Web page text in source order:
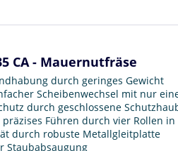
CA - Mauernutfräse
durch geringes Gewicht
Scheibenwechsel mit nur
durch geschlossene
präzises Führen durch vier Rollen
durch robuste Metallgleitplatte
Staubabsaugung